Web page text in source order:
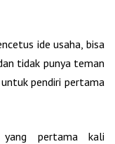
ide usaha, bisa
tidak punya teman
pendiri pertama
pertama kali